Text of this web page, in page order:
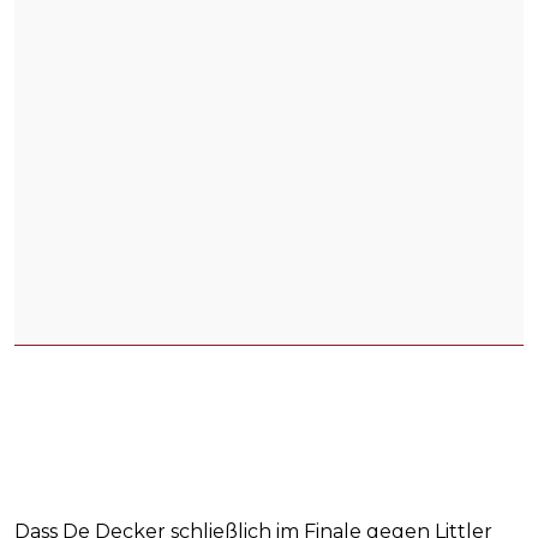
Dass De Decker schließlich im Finale gegen Littler